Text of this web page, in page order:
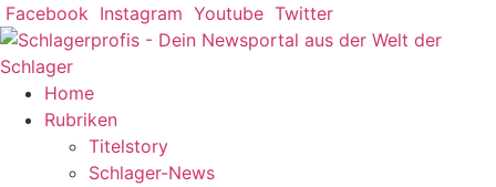
Zum
Inhalt
springen
Facebook Instagram Youtube Twitter
Home
Rubriken
Titelstory
Schlager-News